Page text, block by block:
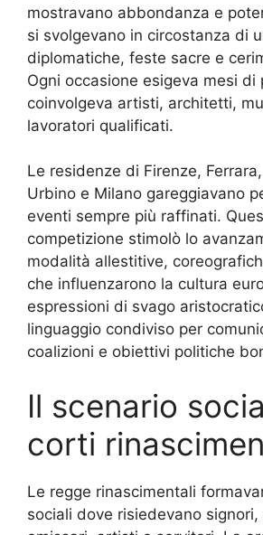
mostravano abbondanza e
si svolgevano in circostanza di
diplomatiche, feste sacre e
Ogni occasione esigeva mesi di
coinvolgeva artisti, architetti,
lavoratori qualificati.
Le residenze di Firenze,
Urbino e Milano gareggiavano
eventi sempre più raffinati.
competizione stimolò lo
modalità allestitive,
che influenzarono la cultura
espressioni di svago
linguaggio condiviso per
coalizioni e obiettivi politiche
Il scenario
corti
Le regge rinascimentali
sociali dove risiedevano signori,